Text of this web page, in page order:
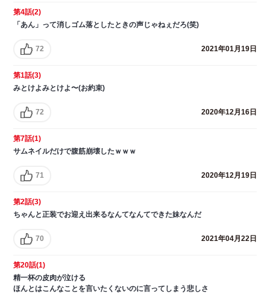
第4話(2)
「あん」って消しゴム落としたときの声じゃねぇだろ(笑)
72 2021年01月19日
第1話(3)
みとけよみとけよ〜(お約束)
72 2020年12月16日
第7話(1)
サムネイルだけで腹筋崩壊したｗｗｗ
71 2020年12月19日
第2話(3)
ちゃんと正装でお迎え出来るなんてなんてできた妹なんだ
70 2021年04月22日
第20話(1)
精一杯の皮肉が泣ける
ほんとはこんなことを言いたくないのに言ってしまう悲しさ